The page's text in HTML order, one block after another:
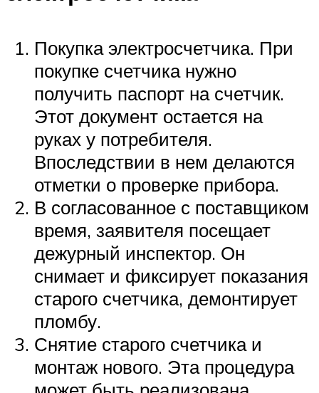
Покупка электросчетчика. При
покупке счетчика нужно
получить паспорт на счетчик.
Этот документ остается на
руках у потребителя.
Впоследствии в нем делаются
отметки о проверке прибора.
В согласованное с поставщиком
время, заявителя посещает
дежурный инспектор. Он
снимает и фиксирует показания
старого счетчика, демонтирует
пломбу.
Снятие старого счетчика и
монтаж нового. Эта процедура